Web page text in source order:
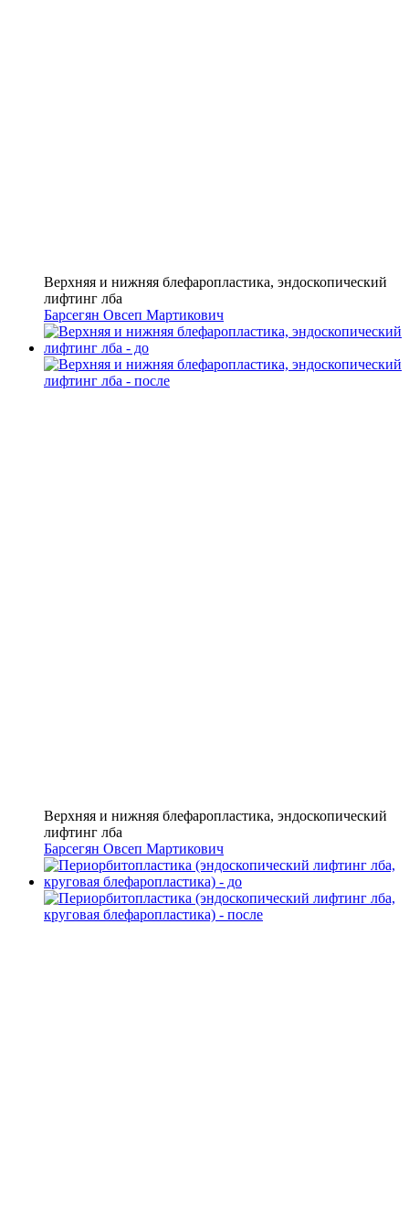
Верхняя и нижняя блефаропластика, эндоскопический
лифтинг лба
Барсегян Овсеп Мартикович
Верхняя и нижняя блефаропластика, эндоскопический
лифтинг лба
Барсегян Овсеп Мартикович